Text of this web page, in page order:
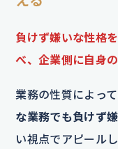
負けず嫌いな性格
べ、企業側に自身
業務の性質によっ
な業務でも負けず
い視点でアピール